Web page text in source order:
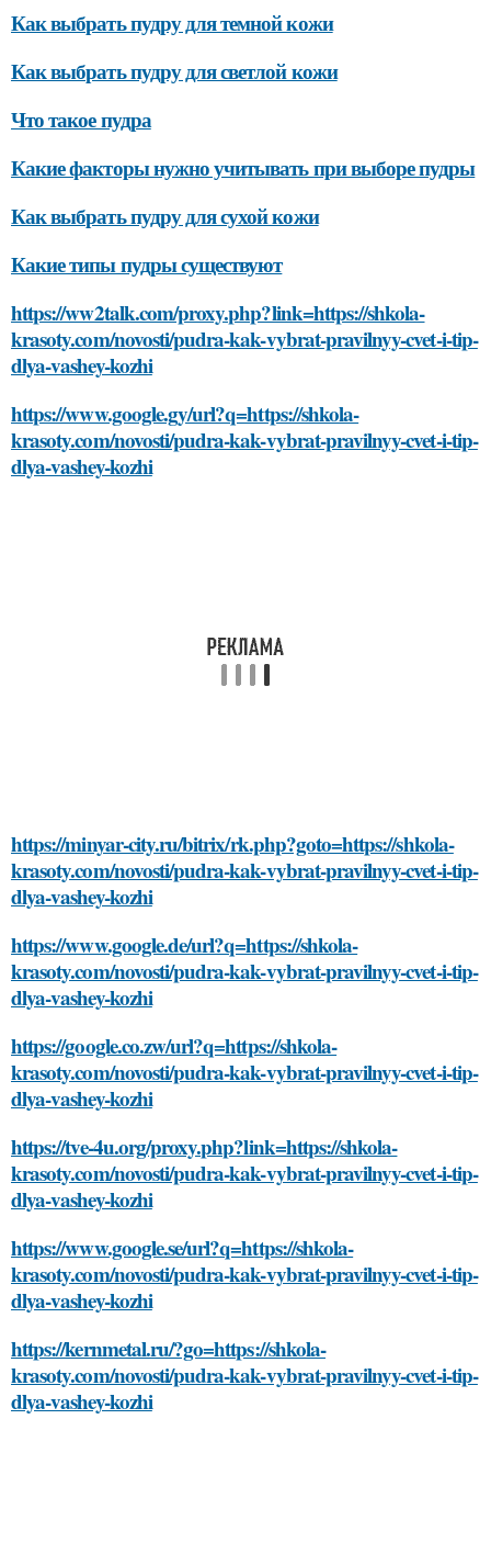
Как выбрать пудру для темной кожи
Как выбрать пудру для светлой кожи
Что такое пудра
Какие факторы нужно учитывать при выборе пудры
Как выбрать пудру для сухой кожи
Какие типы пудры существуют
https://ww2talk.com/proxy.php?link=https://shkola-
krasoty.com/novosti/pudra-kak-vybrat-pravilnyy-cvet-i-tip-
dlya-vashey-kozhi
https://www.google.gy/url?q=https://shkola-
krasoty.com/novosti/pudra-kak-vybrat-pravilnyy-cvet-i-tip-
dlya-vashey-kozhi
https://minyar-city.ru/bitrix/rk.php?goto=https://shkola-
krasoty.com/novosti/pudra-kak-vybrat-pravilnyy-cvet-i-tip-
dlya-vashey-kozhi
https://www.google.de/url?q=https://shkola-
krasoty.com/novosti/pudra-kak-vybrat-pravilnyy-cvet-i-tip-
dlya-vashey-kozhi
https://google.co.zw/url?q=https://shkola-
krasoty.com/novosti/pudra-kak-vybrat-pravilnyy-cvet-i-tip-
dlya-vashey-kozhi
https://tve-4u.org/proxy.php?link=https://shkola-
krasoty.com/novosti/pudra-kak-vybrat-pravilnyy-cvet-i-tip-
dlya-vashey-kozhi
https://www.google.se/url?q=https://shkola-
krasoty.com/novosti/pudra-kak-vybrat-pravilnyy-cvet-i-tip-
dlya-vashey-kozhi
https://kernmetal.ru/?go=https://shkola-
krasoty.com/novosti/pudra-kak-vybrat-pravilnyy-cvet-i-tip-
dlya-vashey-kozhi